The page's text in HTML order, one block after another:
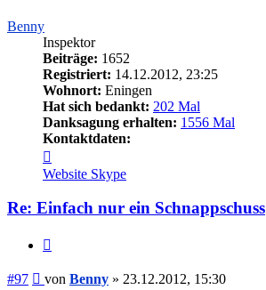
Benny
Inspektor
Beiträge: 1652
Registriert: 14.12.2012, 23:25
Wohnort: Eningen
Hat sich bedankt: 202 Mal
Danksagung erhalten: 1556 Mal
Kontaktdaten:
von
Benny
Website Skype
Re: Einfach nur ein Schnappschuss
#97 Beitrag
von Benny » 23.12.2012, 15:30